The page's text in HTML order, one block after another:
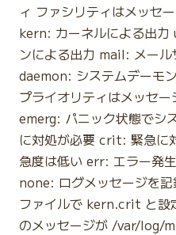
ィ ファシリティはメッセ
kern: カーネルによる出力
ンによる出力 mail: メー
daemon: システムデーモ
プライオリティはメッセー
emerg: パニック状態でシ
に対処が必要 crit: 緊急に
急度は低い err: エラー発
none: ログメッセージを
ファイルで kern.crit と設
のメッセージが /var/log/